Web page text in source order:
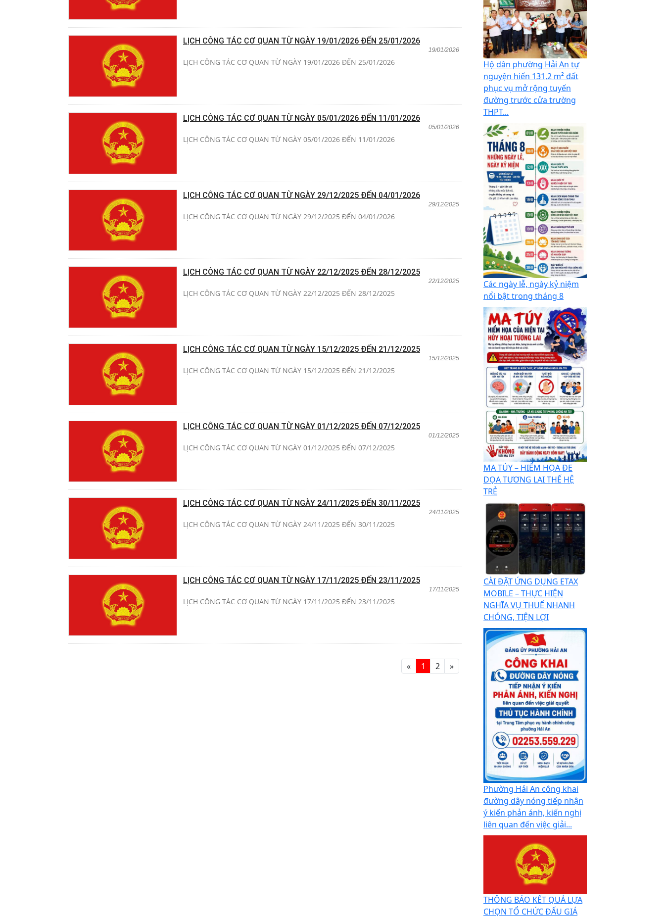
LỊCH CÔNG TÁC CƠ QUAN TỪ NGÀY 19/01/2026 ĐẾN 25/01/2026
19/01/2026
LỊCH CÔNG TÁC CƠ QUAN TỪ NGÀY 19/01/2026 ĐẾN 25/01/2026
LỊCH CÔNG TÁC CƠ QUAN TỪ NGÀY 05/01/2026 ĐẾN 11/01/2026
05/01/2026
LỊCH CÔNG TÁC CƠ QUAN TỪ NGÀY 05/01/2026 ĐẾN 11/01/2026
LỊCH CÔNG TÁC CƠ QUAN TỪ NGÀY 29/12/2025 ĐẾN 04/01/2026
29/12/2025
LỊCH CÔNG TÁC CƠ QUAN TỪ NGÀY 29/12/2025 ĐẾN 04/01/2026
LỊCH CÔNG TÁC CƠ QUAN TỪ NGÀY 22/12/2025 ĐẾN 28/12/2025
22/12/2025
LỊCH CÔNG TÁC CƠ QUAN TỪ NGÀY 22/12/2025 ĐẾN 28/12/2025
LỊCH CÔNG TÁC CƠ QUAN TỪ NGÀY 15/12/2025 ĐẾN 21/12/2025
15/12/2025
LỊCH CÔNG TÁC CƠ QUAN TỪ NGÀY 15/12/2025 ĐẾN 21/12/2025
LỊCH CÔNG TÁC CƠ QUAN TỪ NGÀY 01/12/2025 ĐẾN 07/12/2025
01/12/2025
LỊCH CÔNG TÁC CƠ QUAN TỪ NGÀY 01/12/2025 ĐẾN 07/12/2025
LỊCH CÔNG TÁC CƠ QUAN TỪ NGÀY 24/11/2025 ĐẾN 30/11/2025
24/11/2025
LỊCH CÔNG TÁC CƠ QUAN TỪ NGÀY 24/11/2025 ĐẾN 30/11/2025
LỊCH CÔNG TÁC CƠ QUAN TỪ NGÀY 17/11/2025 ĐẾN 23/11/2025
17/11/2025
LỊCH CÔNG TÁC CƠ QUAN TỪ NGÀY 17/11/2025 ĐẾN 23/11/2025
« 1 2 »
Hộ dân phường Hải An tự
nguyện hiến 131,2 m² đất
phục vụ mở rộng tuyến
đường trước cửa trường
THPT...
Các ngày lễ, ngày kỷ niệm
nổi bật trong tháng 8
MA TÚY – HIỂM HỌA ĐE
DỌA TƯƠNG LAI THẾ HỆ
TRẺ
CÀI ĐẶT ỨNG DỤNG ETAX
MOBILE – THỰC HIỆN
NGHĨA VỤ THUẾ NHANH
CHÓNG, TIỆN LỢI
Phường Hải An công khai
đường dây nóng tiếp nhận
ý kiến phản ánh, kiến nghị
liên quan đến việc giải...
THÔNG BÁO KẾT QUẢ LỰA
CHỌN TỔ CHỨC ĐẤU GIÁ